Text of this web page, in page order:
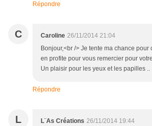
Répondre
C Caroline 26/11/2014 21:04
Bonjour,<br /> Je tente ma chance pour
en profite pour vous remercier pour
Un plaisir pour les yeux et les papilles ..
Répondre
L L¨As Créations 26/11/2014 19:44